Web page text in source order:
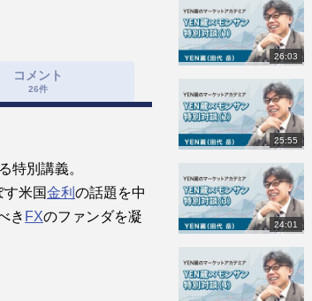
コメント
26件
特別講義。
米国金利 の話題を中
き FXのファンダを凝
26:03
25:55
24:01